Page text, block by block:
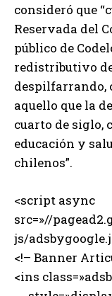
consideró que
Reservada del
público de
redistributivo
despilfarrando,
aquello que la
cuarto de siglo,
educación y
chilenos”.
<script async
src=»//
js/
<!– Banner
<ins